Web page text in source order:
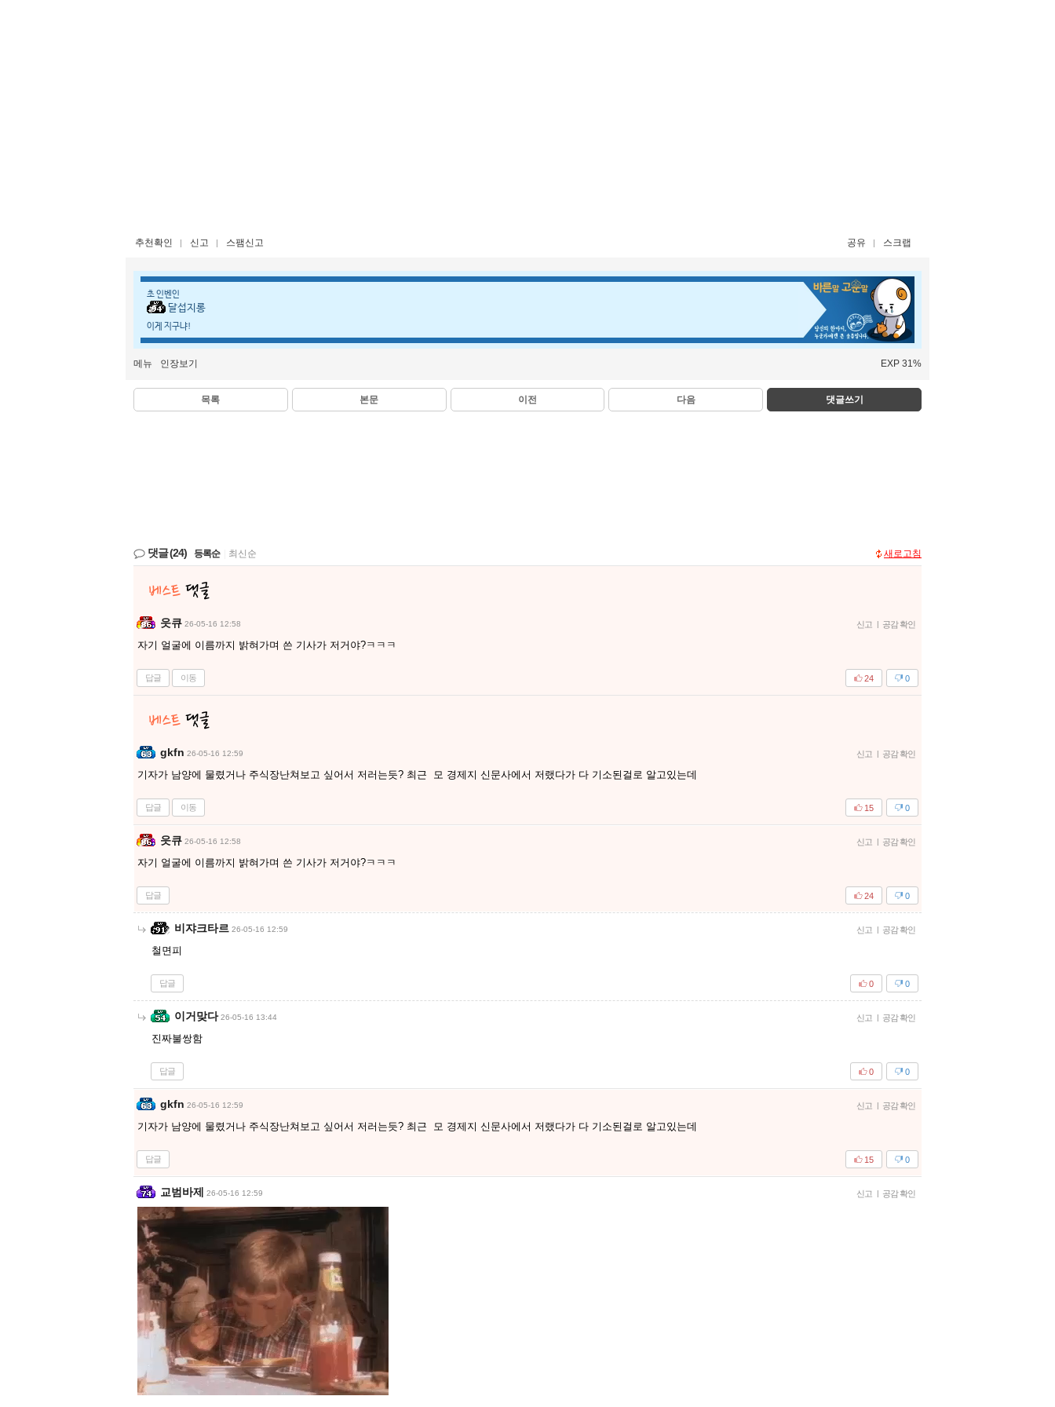
추천확인 신고 스팸신고 공유 스크랩
초 인벤인
달섭지롱
이게 지구냐!
메뉴 인장보기 EXP 31%
목록 본문 이전 다음 댓글쓰기
댓글(24) 등록순 최신순 새로고침
읏큐 26-05-16 12:58 신고 공감 확인
자기 얼굴에 이름까지 밝혀가며 쓴 기사가 저거야?ㅋㅋㅋ
답글 이동 0
24
gkfn 26-05-16 12:59 신고 공감 확인
기자가 남양에 물렸거나 주식장난쳐보고 싶어서 저러는듯? 최근 모 경제지 신문사에서 저랬다가 다 기소된걸로 알고있는데
답글 이동 0
15
읏큐 26-05-16 12:58 신고 공감 확인
자기 얼굴에 이름까지 밝혀가며 쓴 기사가 저거야?ㅋㅋㅋ
답글 0
24
비쟈크타르 26-05-16 12:59 신고 공감 확인
철면피
답글 0
0
이거맞다 26-05-16 13:44 신고 공감 확인
진짜불쌍함
답글 0
0
gkfn 26-05-16 12:59 신고 공감 확인
기자가 남양에 물렸거나 주식장난쳐보고 싶어서 저러는듯? 최근 모 경제지 신문사에서 저랬다가 다 기소된걸로 알고있는데
답글 0
15
교범바제 26-05-16 12:59 신고 공감 확인